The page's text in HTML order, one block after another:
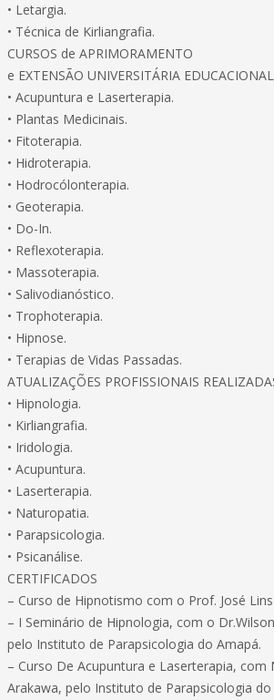
• Letargia.
• Técnica de Kirliangrafia.
CURSOS de APRIMORAMENTO
e EXTENSÃO UNIVERSITÁRIA EDUCACIONAL
• Acupuntura e Laserterapia.
• Plantas Medicinais.
• Fitoterapia.
• Hidroterapia.
• Hodrocólonterapia.
• Geoterapia.
• Do-In.
• Reflexoterapia.
• Massoterapia.
• Salivodianóstico.
• Trophoterapia.
• Hipnose.
• Terapias de Vidas Passadas.
ATUALIZAÇÕES PROFISSIONAIS
• Hipnologia.
• Kirliangrafia.
• Iridologia.
• Acupuntura.
• Laserterapia.
• Naturopatia.
• Parapsicologia.
• Psicanálise.
CERTIFICADOS
– Curso de Hipnotismo com o Prof. José
– I Seminário de Hipnologia, com o
pelo Instituto de Parapsicologia do Amapá.
– Curso De Acupuntura e Laserterapia,
Arakawa, pelo Instituto de Parapsicologia do